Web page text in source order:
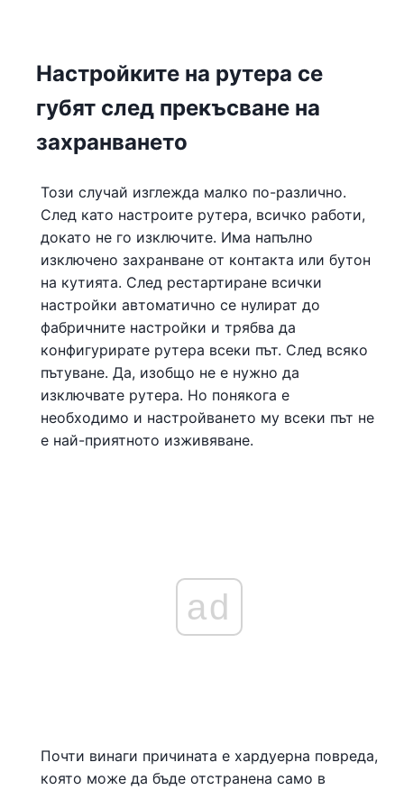
Настройките на рутера се
губят след прекъсване на
захранването
Този случай изглежда малко по-различно.
След като настроите рутера, всичко работи,
докато не го изключите. Има напълно
изключено захранване от контакта или бутон
на кутията. След рестартиране всички
настройки автоматично се нулират до
фабричните настройки и трябва да
конфигурирате рутера всеки път. След всяко
пътуване. Да, изобщо не е нужно да
изключвате рутера. Но понякога е
необходимо и настройването му всеки път не
е най-приятното изживяване.
ad
Почти винаги причината е хардуерна повреда,
която може да бъде отстранена само в